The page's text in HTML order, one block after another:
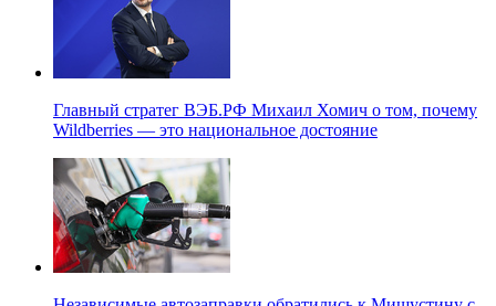
Главный стратег ВЭБ.РФ Михаил Хомич о том, почему
Wildberries — это национальное достояние